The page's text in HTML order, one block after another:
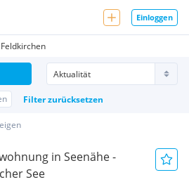
Einloggen
Filter zurücksetzen
in Seenähe -
See